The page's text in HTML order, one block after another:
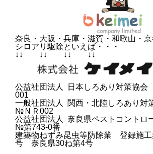
奈良・大阪・兵庫・滋賀・和歌山・
シロアリ駆除といえば・・・
↓↓ ↓↓ ↓↓ ↓↓
公益社団法人 日本しろあり対策協
001
一般社団法人 関西・北陸しろあり
№ＮＲ002
公益社団法人 奈良県ペストコント
№第743-0番
建築物ねずみ昆虫等防除業 登録施
号 奈良県30ね第4号